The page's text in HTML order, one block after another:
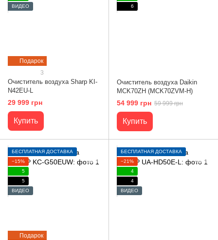
Подарок
ВИДЕО
3
Очиститель воздуха Sharp KI-
N42EU-L
29 999 грн
Купить
6
Очиститель воздуха Daikin
MCK70ZH (MCK70ZVM-H)
54 999 грн 59 999 грн
Купить
Подарок
БЕСПЛАТНАЯ ДОСТАВКА
−15%
5
5
ВИДЕО
БЕСПЛАТНАЯ ДОСТАВКА
−21%
4
4
ВИДЕО